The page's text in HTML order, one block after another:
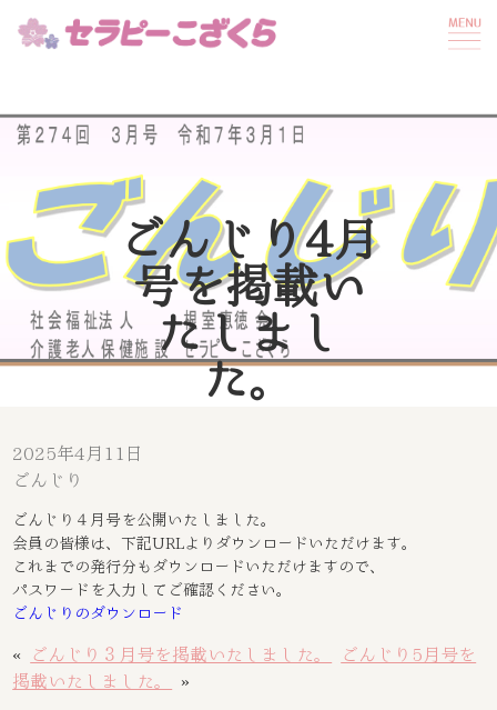
ごんじり4月
号を掲載い
たしまし
た。
2025年4月11日
ごんじり
ごんじり４月号を公開いたしました。
会員の皆様は、下記URLよりダウンロードいただけます。
これまでの発行分もダウンロードいただけますので、
パスワードを入力してご確認ください。
ごんじりのダウンロード
« ごんじり３月号を掲載いたしました。
ごんじり5月号を
掲載いたしました。
»